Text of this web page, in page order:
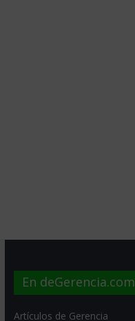
En deGerencia.com
Artículos de Gerencia